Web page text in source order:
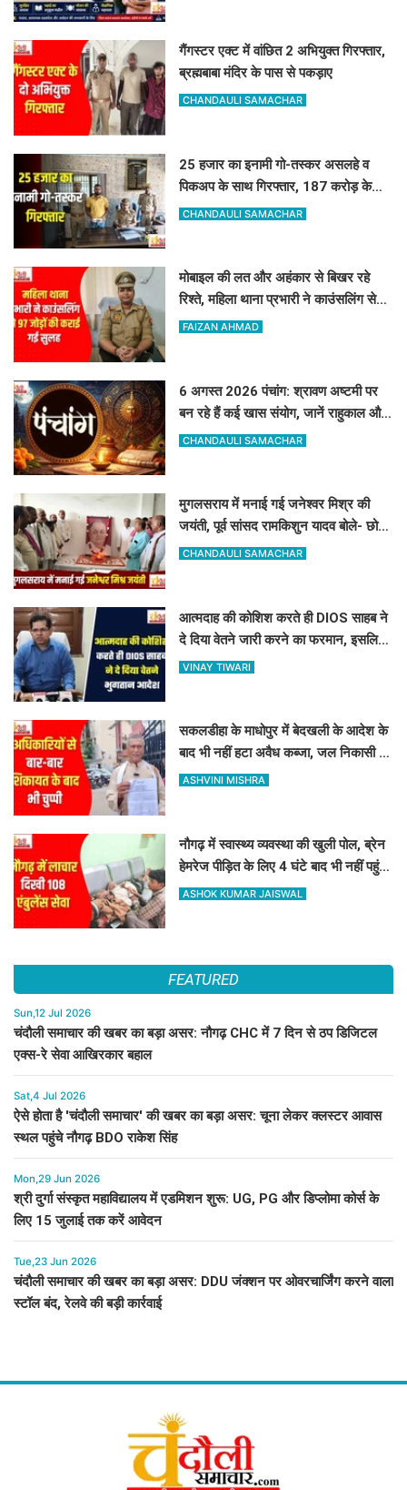
गैंगस्टर एक्ट में वांछित 2 अभियुक्त गिरफ्तार,
ब्रह्मबाबा मंदिर के पास से पकड़ाए
CHANDAULI SAMACHAR
25 हजार का इनामी गो-तस्कर असलहे व
पिकअप के साथ गिरफ्तार, 187 करोड़ के
नेटवर्क से जुड़ा तार
CHANDAULI SAMACHAR
मोबाइल की लत और अहंकार से बिखर रहे
रिश्ते, महिला थाना प्रभारी ने काउंसलिंग से
97 जोड़ों की कराई गई सुलह
FAIZAN AHMAD
6 अगस्त 2026 पंचांग: श्रावण अष्टमी पर
बन रहे हैं कई खास संयोग, जानें राहुकाल और
अभिजीत मुहूर्त का सटीक समय
CHANDAULI SAMACHAR
मुगलसराय में मनाई गई जनेश्वर मिश्र की
जयंती, पूर्व सांसद रामकिशुन यादव बोले- छोटे
लोहिया के विचार आज भी प्रासंगिक
CHANDAULI SAMACHAR
आत्मदाह की कोशिश करते ही DIOS साहब ने
दे दिया वेतने जारी करने का फरमान, इसलिए
रोकी थी सैलरी
VINAY TIWARI
सकलडीहा के माधोपुर में बेदखली के आदेश के
बाद भी नहीं हटा अवैध कब्जा, जल निकासी बंद
होने से किसानों में भारी रोष
ASHVINI MISHRA
नौगढ़ में स्वास्थ्य व्यवस्था की खुली पोल, ब्रेन
हेमरेज पीड़ित के लिए 4 घंटे बाद भी नहीं पहुंची
108 एंबुलेंस
ASHOK KUMAR JAISWAL
FEATURED
Sun,12 Jul 2026
चंदौली समाचार की खबर का बड़ा असर: नौगढ़ CHC में 7 दिन से ठप डिजिटल
एक्स-रे सेवा आखिरकार बहाल
Sat,4 Jul 2026
ऐसे होता है 'चंदौली समाचार' की खबर का बड़ा असर: चूना लेकर क्लस्टर आवास
स्थल पहुंचे नौगढ़ BDO राकेश सिंह
Mon,29 Jun 2026
श्री दुर्गा संस्कृत महाविद्यालय में एडमिशन शुरू: UG, PG और डिप्लोमा कोर्स के
लिए 15 जुलाई तक करें आवेदन
Tue,23 Jun 2026
चंदौली समाचार की खबर का बड़ा असर: DDU जंक्शन पर ओवरचार्जिंग करने वाला
स्टॉल बंद, रेलवे की बड़ी कार्रवाई